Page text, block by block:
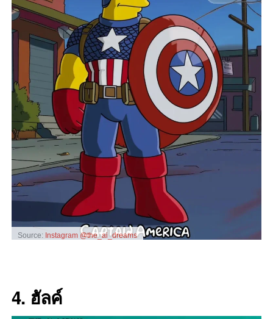
Source: Instagram @the_ai_dreams
4. ฮัลค์